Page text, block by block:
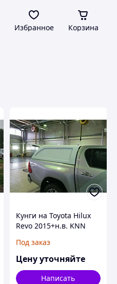
Избранное Корзина
Кунги на Toyota Hilux
Revo 2015+н.в. KNN
Под заказ
Цену уточняйте
Написать